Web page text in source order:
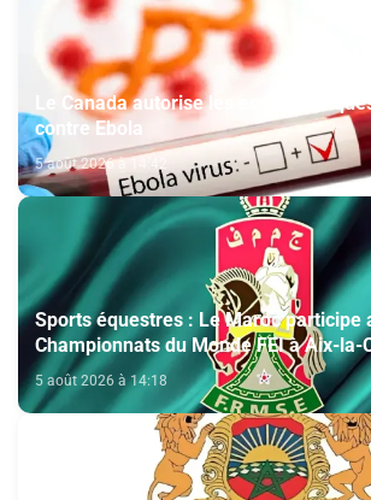
Le Canada autorise les essais
contre Ebola
5 août 2026 à 14:42
Sports équestres : Le Maroc participe
Championnats du Monde FEI à Aix-la-
5 août 2026 à 14:18